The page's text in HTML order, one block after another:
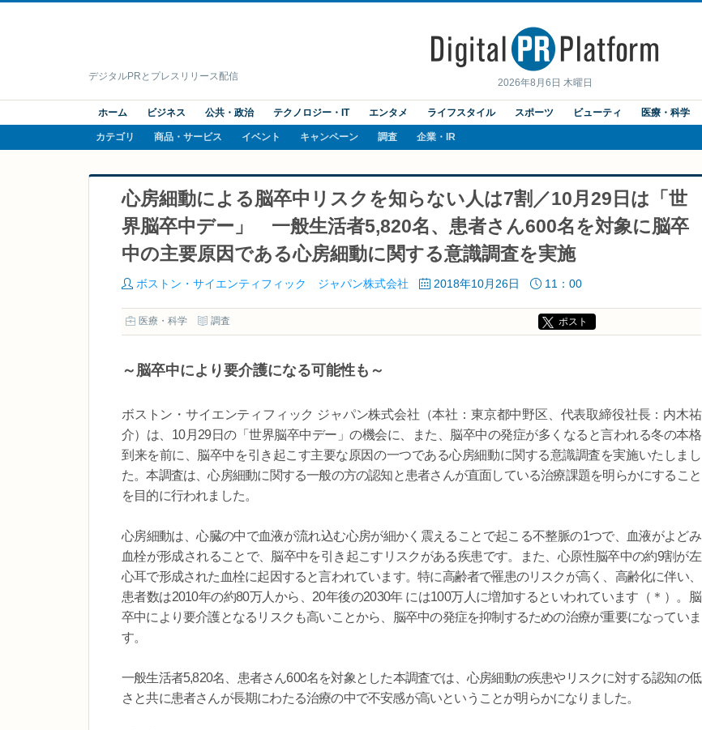
2026年8月6日 木曜日
デジタルPRとプレスリリース配信
ホーム ビジネス 公共・政治 テクノロジー・IT エンタメ ライフスタイル スポーツ ビューティ 医療・科学
カテゴリ 商品・サービス イベント キャンペーン 調査 企業・IR
心房細動による脳卒中リスクを知らない人は7割／10月29日は「世
界脳卒中デー」 一般生活者5,820名、患者さん600名を対象に脳卒
中の主要原因である心房細動に関する意識調査を実施
ボストン・サイエンティフィック ジャパン株式会社 2018年10月26日 11：00
医療・科学 調査 ポスト
～脳卒中により要介護になる可能性も～
ボストン・サイエンティフィック ジャパン株式会社（本社：東京都中野区、代表取締役社長：内木祐
介）は、10月29日の「世界脳卒中デー」の機会に、また、脳卒中の発症が多くなると言われる冬の本格
到来を前に、脳卒中を引き起こす主要な原因の一つである心房細動に関する意識調査を実施いたしまし
た。本調査は、心房細動に関する一般の方の認知と患者さんが直面している治療課題を明らかにすること
を目的に行われました。
心房細動は、心臓の中で血液が流れ込む心房が細かく震えることで起こる不整脈の1つで、血液がよどみ
血栓が形成されることで、脳卒中を引き起こすリスクがある疾患です。また、心原性脳卒中の約9割が左
心耳で形成された血栓に起因すると言われています。特に高齢者で罹患のリスクが高く、高齢化に伴い、
患者数は2010年の約80万人から、20年後の2030年 には100万人に増加するといわれています（＊）。脳
卒中により要介護となるリスクも高いことから、脳卒中の発症を抑制するための治療が重要になっていま
す。
一般生活者5,820名、患者さん600名を対象とした本調査では、心房細動の疾患やリスクに対する認知の低
さと共に患者さんが長期にわたる治療の中で不安感が高いということが明らかになりました。